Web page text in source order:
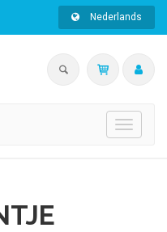
Nederlands
Toggle